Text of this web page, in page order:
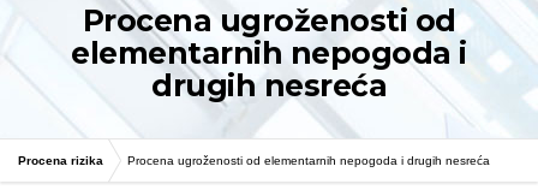
Procena ugroženosti od
elementarnih nepogoda i
drugih nesreća
Procena rizika Procena ugroženosti od elementarnih nepogoda i drugih nesreća